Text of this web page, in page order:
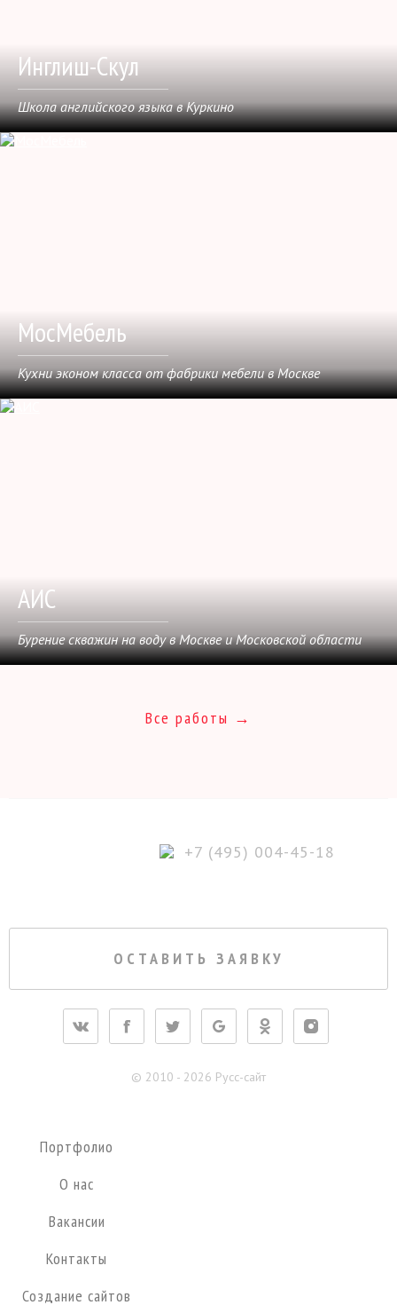
Инглиш-Скул
Школа английского языка в Куркино
МосМебель
Кухни эконом класса от фабрики мебели в Москве
АИС
Бурение скважин на воду в Москве и Московской области
Все работы →
+7 (495) 004-45-18
© 2010 - 2026 Русс-сайт
Портфолио
О нас
Вакансии
Контакты
Создание сайтов
ОСТАВИТЬ ЗАЯВКУ